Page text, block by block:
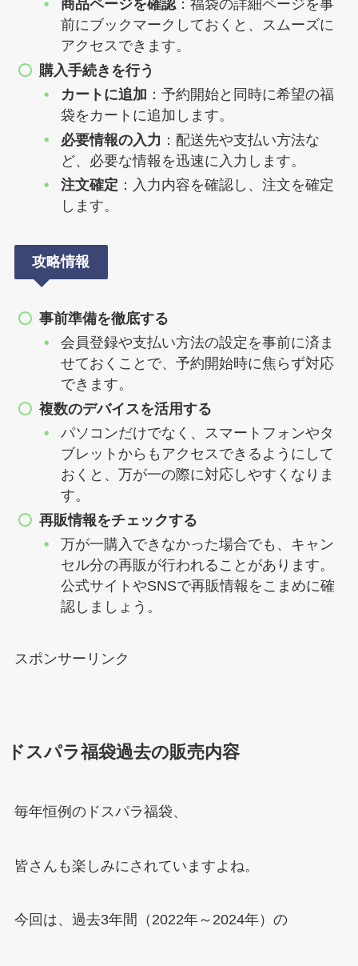
商品ページを確認：福袋の詳細ページを事
前にブックマークしておくと、スムーズに
アクセスできます。
購入手続きを行う
カートに追加 ：予約開始と同時に希望の福
袋をカートに追加します。
必要情報の入力 ：配送先や支払い方法な
ど、必要な情報を迅速に入力します。
注文確定 ：入力内容を確認し、注文を確定
します。
攻略情報
事前準備を徹底する
会員登録や支払い方法の設定を事前に済ま
せておくことで、予約開始時に焦らず対応
できます。
複数のデバイスを活用する
パソコンだけでなく、スマートフォンやタ
ブレットからもアクセスできるようにして
おくと、万が一の際に対応しやすくなりま
す。
再販情報をチェックする
万が一購入できなかった場合でも、キャン
セル分の再販が行われることがあります。
公式サイトやSNSで再販情報をこまめに確
認しましょう。
スポンサーリンク
ドスパラ福袋過去の販売内容
毎年恒例のドスパラ福袋、
皆さんも楽しみにされていますよね。
今回は、過去3年間（2022年～2024年）の